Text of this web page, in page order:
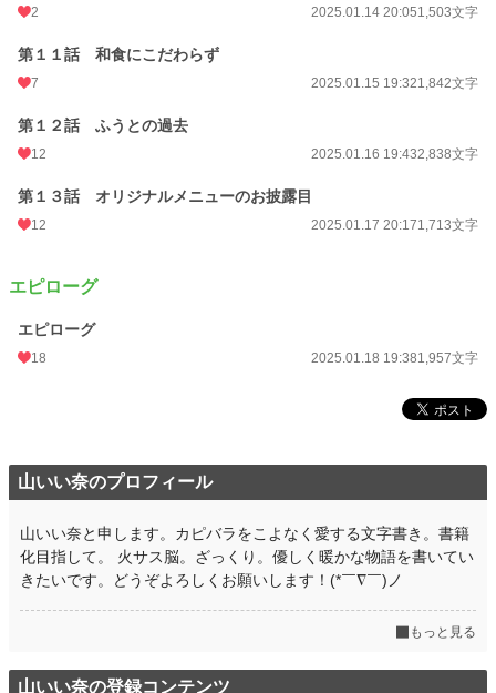
2 2025.01.14 20:051,503文字
第１１話 和食にこだわらず
7 2025.01.15 19:321,842文字
第１２話 ふうとの過去
12 2025.01.16 19:432,838文字
第１３話 オリジナルメニューのお披露目
12 2025.01.17 20:171,713文字
エピローグ
エピローグ
18 2025.01.18 19:381,957文字
山いい奈のプロフィール
山いい奈と申します。カピバラをこよなく愛する文字書き。書籍
化目指して。 火サス脳。ざっくり。優しく暖かな物語を書いてい
きたいです。どうぞよろしくお願いします！(*￣∇￣)ノ
もっと見る
山いい奈の登録コンテンツ